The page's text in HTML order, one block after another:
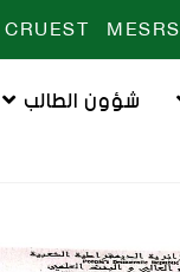
MESRS
CRUEST
شؤون الطالب